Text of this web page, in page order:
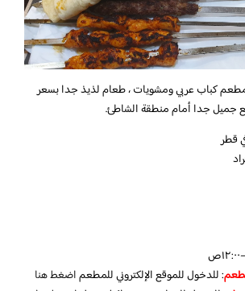
كباب عربي ومشويات ، طعام لذيذ جدا بسعر
جميل جدا أمام منطقة الشاطئ.
قطر
: للدخول للموقع الإلكتروني للمطعماضغط هنا